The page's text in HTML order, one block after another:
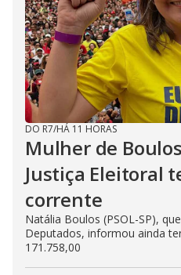
DO R7/HÁ 11 HORAS
Mulher de
Justiça Eleitoral
corrente
Natália Boulos (PSOL-SP),
Deputados, informou ainda
171.758,00